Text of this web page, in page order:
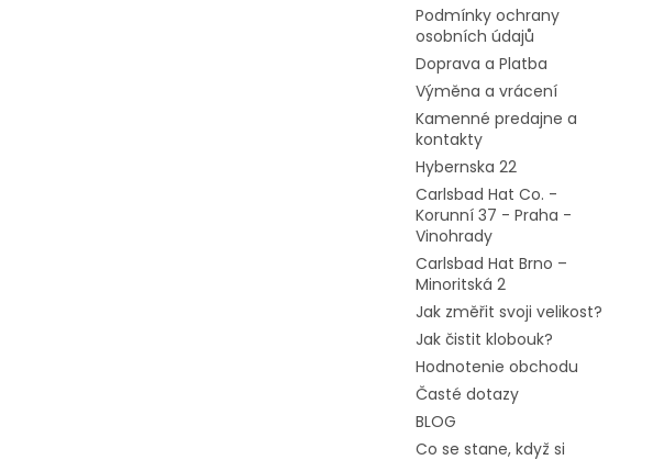
Podmínky ochrany
osobních údajů
Doprava a Platba
Výměna a vrácení
Kamenné predajne a
kontakty
Hybernska 22
Carlsbad Hat Co. -
Korunní 37 - Praha -
Vinohrady
Carlsbad Hat Brno –
Minoritská 2
Jak změřit svoji velikost?
Jak čistit klobouk?
Hodnotenie obchodu
Časté dotazy
BLOG
Co se stane, když si